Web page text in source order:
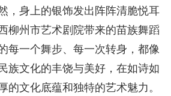
，身上的银饰发出阵阵清脆悦耳
柳州市艺术剧院带来的苗族舞蹈
每一个舞步、每一次转身，都像
族文化的丰饶与美好，在如诗如
的文化底蕴和独特的艺术魅力。